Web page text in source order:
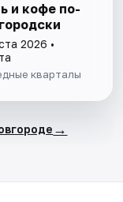
и кофе по-
2026 •
кварталы
→